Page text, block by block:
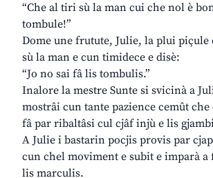
“Che al tiri sù la man cui che nol è
tombule!”
Dome une frutute, Julie, la plui piçule
sù la man e cun timidece e disè:
“Jo no sai fâ lis tombulis.”
Inalore la mestre Sunte si svicinà a
mostrâi cun tante pazience cemût che
fâ par ribaltâsi cul cjâf injù e lis
A Julie i bastarin pocjis provis par
cun chel moviment e subit e imparà a
lis marculis.